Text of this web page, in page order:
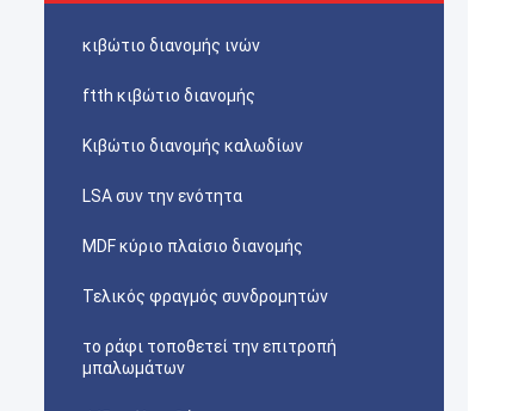
κιβώτιο διανομής ινών
ftth κιβώτιο διανομής
Κιβώτιο διανομής καλωδίων
LSA συν την ενότητα
MDF κύριο πλαίσιο διανομής
Τελικός φραγμός συνδρομητών
το ράφι τοποθετεί την επιτροπή
μπαλωμάτων